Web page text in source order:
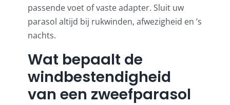
passende voet of vaste adapter. Sluit uw
parasol altijd bij rukwinden, afwezigheid en ’s
nachts.
Wat bepaalt de
windbestendigheid
van een zweefparasol